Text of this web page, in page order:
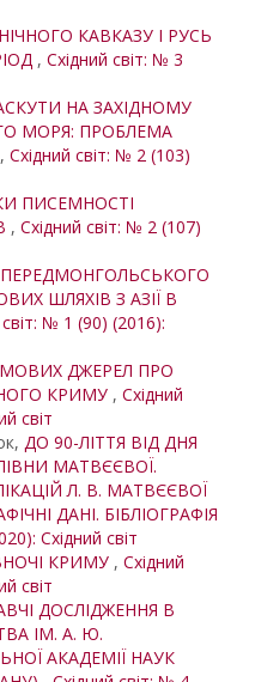
КАВКАЗУ І РУСЬ
, Східний світ: № 3
НА ЗАХІДНОМУ
МОРЯ: ПРОБЛЕМА
, Східний світ: № 2 (103)
ПИСЕМНОСТІ
, Східний світ: № 2 (107)
ШЛЯХІВ З АЗІЇ В
світ: № 1 (90) (2016):
ДЖЕРЕЛ ПРО
КРИМУ , Східний
світ
ДО 90-ЛІТТЯ ВІД ДНЯ
МАТВЄЄВОЇ.
Л. В. МАТВЄЄВОЇ
ДАНІ. БІБЛІОГРАФІЯ
Східний світ
КРИМУ , Східний
світ
ДОСЛІДЖЕННЯ В
ІМ. А. Ю.
АКАДЕМІЇ НАУК